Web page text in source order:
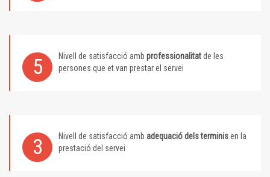
5 Nivell de satisfacció amb professionalitatde les
persones que et van prestar el servei
3 Nivell de satisfacció amb adequació dels terminisen la
prestació del servei